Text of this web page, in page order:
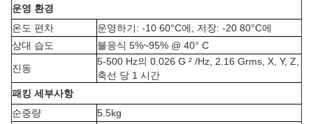
운영 환경
온도 편차
운영하기: -10 60°C에, 저장: -20 80°C에
상대 습도
불응식 5%~95% @ 40° C
진동
5-500 Hz의 0.026 G ² /Hz, 2.16 Grms, X, Y, Z,
축선 당 1 시간
패킹 세부사항
순중량
5.5kg